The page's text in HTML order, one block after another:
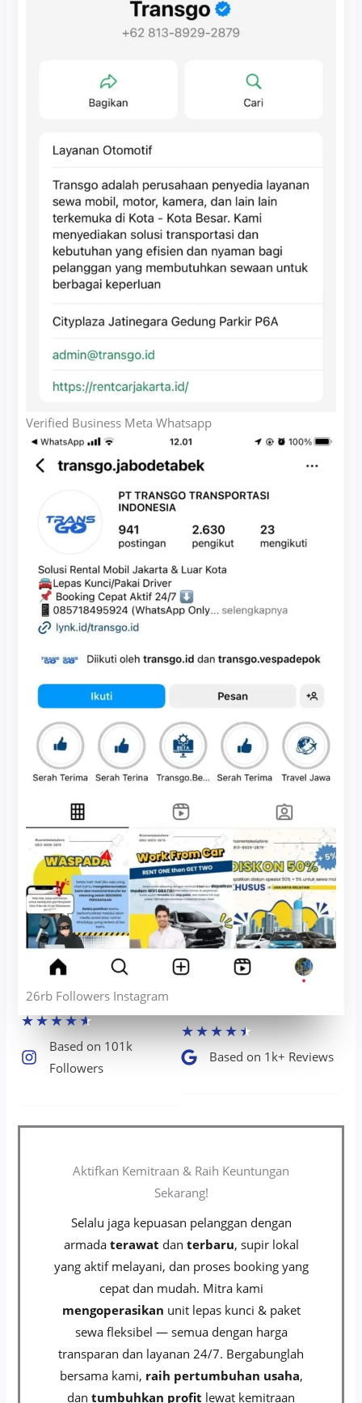
Verified Business Meta Whatsapp
26rb Followers Instagram
★★★★★
Based on 101k
Followers​
★★★★★
Based on 1k+ Reviews​
Aktifkan Kemitraan & Raih Keuntungan
Sekarang!
Selalu jaga kepuasan pelanggan dengan
armada terawat dan terbaru, supir lokal
yang aktif melayani, dan proses booking yang
cepat dan mudah. Mitra kami
mengoperasikan unit lepas kunci & paket
sewa fleksibel — semua dengan harga
transparan dan layanan 24/7. Bergabunglah
bersama kami, raih pertumbuhan usaha,
dan tumbuhkan profit lewat kemitraan